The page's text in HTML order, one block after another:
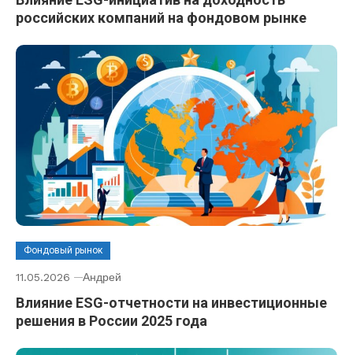
российских компаний на фондовом рынке
Фондовый рынок
11.05.2026 Андрей
Влияние ESG-отчетности на инвестиционные
решения в России 2025 года